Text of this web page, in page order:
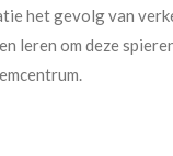
het gevolg van
leren om deze